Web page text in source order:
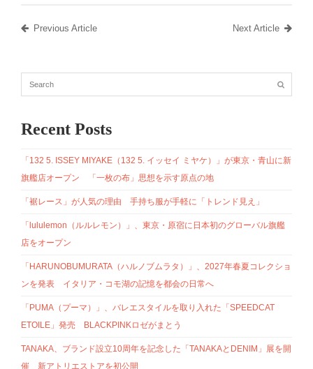
Previous Article Next Article
Recent Posts
「132 5. ISSEY MIYAKE（132 5. イッセイ ミヤケ）」が東京・青山に新
旗艦店オープン 「一枚の布」思想を示す原点の地
「裾レース」が人気の理由 手持ち服が手軽に「トレンド見え」
「lululemon（ルルレモン）」、東京・原宿に日本初のグローバル旗艦
店をオープン
「HARUNOBUMURATA（ハルノブムラタ）」、2027年春夏コレクショ
ンを発表 イタリア・コモ湖の記憶を都会の日常へ
「PUMA（プーマ）」、バレエスタイルを取り入れた「SPEEDCAT
ETOILE」発売 BLACKPINKロゼがまとう
TANAKA、ブランド設立10周年を記念した「TANAKAとDENIM」展を開
催 新アトリエストアを初公開